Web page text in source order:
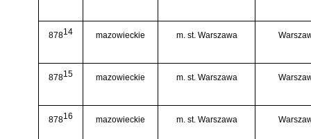
87814 mazowieckie m. st. Warszawa
87815 mazowieckie m. st. Warszawa
87816 mazowieckie m. st. Warszawa